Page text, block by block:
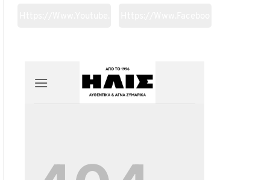
2ge3sheyTkgpAkeBan
Ref=pages_you_mana